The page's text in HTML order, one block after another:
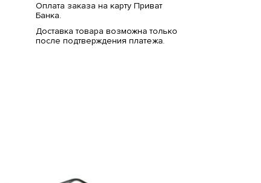
Оплата заказа на карту Приват
Банка.
Доставка товара возможна только
после подтверждения платежа.